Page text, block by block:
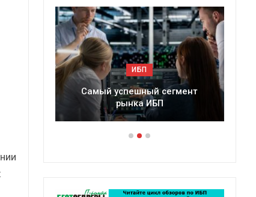
ИБП
Подкосят ли глобальные угрозы
российский рынок ИБП?